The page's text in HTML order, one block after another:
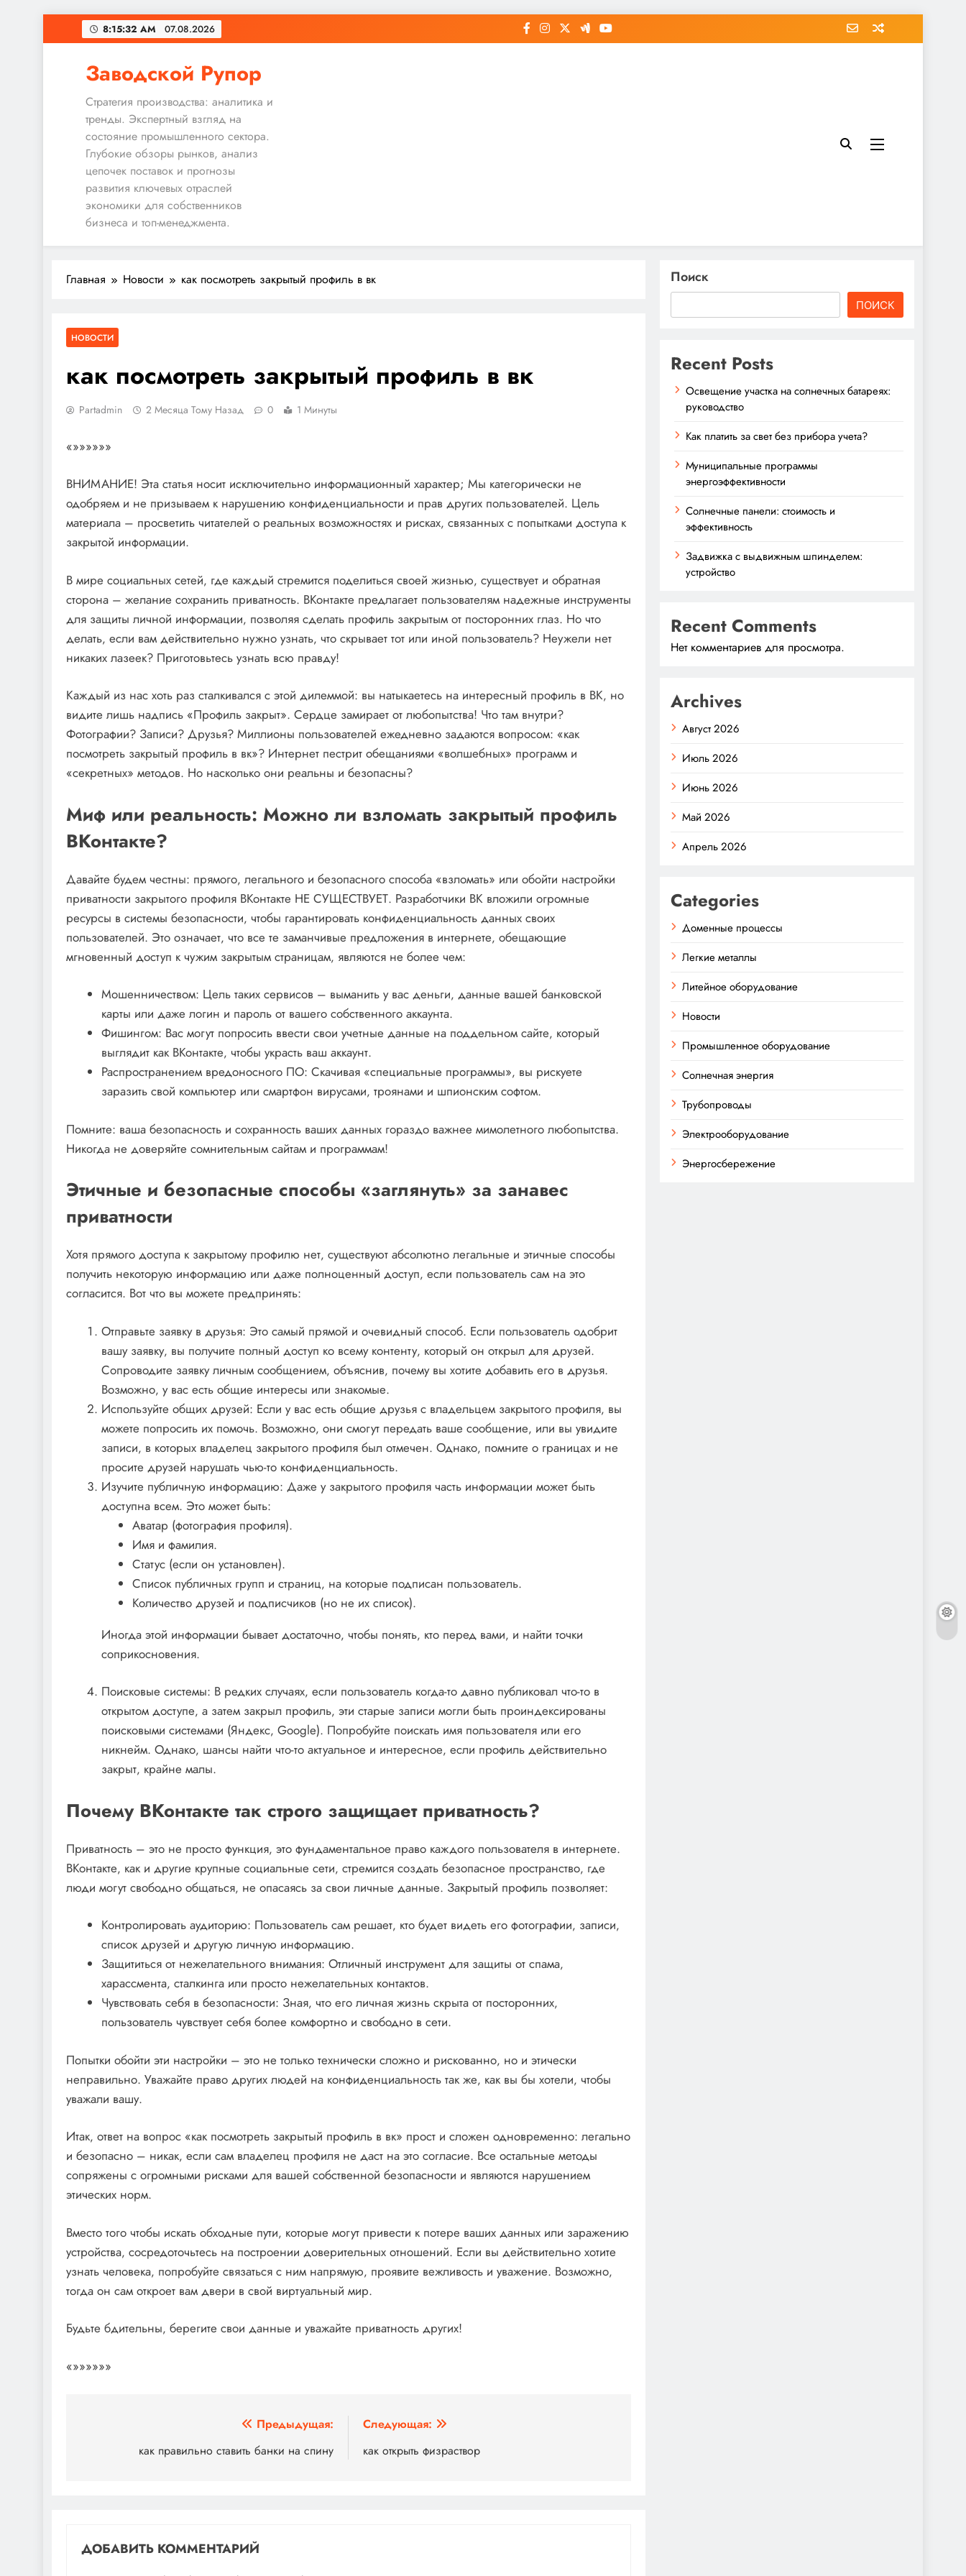
Перейти
к
8:15:33 AM 07.08.2026
Заводской Рупор
Стратегия производства: аналитика и
тренды. Экспертный взгляд на
состояние промышленного сектора.
Глубокие обзоры рынков, анализ
цепочек поставок и прогнозы
развития ключевых отраслей
экономики для собственников
бизнеса и топ-менеджмента.
Главная Новости как посмотреть закрытый профиль в вк
НОВОСТИ
как посмотреть закрытый профиль в вк
Partadmin 2 Месяца Тому Назад 0 1 Минуты
«»»»»»»
ВНИМАНИЕ! Эта статья носит исключительно информационный характер; Мы категорически не
одобряем и не призываем к нарушению конфиденциальности и прав других пользователей. Цель
материала – просветить читателей о реальных возможностях и рисках‚ связанных с попытками доступа к
закрытой информации.
В мире социальных сетей‚ где каждый стремится поделиться своей жизнью‚ существует и обратная
сторона – желание сохранить приватность. ВКонтакте предлагает пользователям надежные инструменты
для защиты личной информации‚ позволяя сделать профиль закрытым от посторонних глаз. Но что
делать‚ если вам действительно нужно узнать‚ что скрывает тот или иной пользователь? Неужели нет
никаких лазеек? Приготовьтесь узнать всю правду!
Каждый из нас хоть раз сталкивался с этой дилеммой: вы натыкаетесь на интересный профиль в ВК‚ но
видите лишь надпись «Профиль закрыт». Сердце замирает от любопытства! Что там внутри?
Фотографии? Записи? Друзья? Миллионы пользователей ежедневно задаются вопросом: «как
посмотреть закрытый профиль в вк»? Интернет пестрит обещаниями «волшебных» программ и
«секретных» методов. Но насколько они реальны и безопасны?
Миф или реальность: Можно ли взломать закрытый профиль
ВКонтакте?
Давайте будем честны: прямого‚ легального и безопасного способа «взломать» или обойти настройки
приватности закрытого профиля ВКонтакте НЕ СУЩЕСТВУЕТ. Разработчики ВК вложили огромные
ресурсы в системы безопасности‚ чтобы гарантировать конфиденциальность данных своих
пользователей. Это означает‚ что все те заманчивые предложения в интернете‚ обещающие
мгновенный доступ к чужим закрытым страницам‚ являются не более чем:
Мошенничеством: Цель таких сервисов – выманить у вас деньги‚ данные вашей банковской
карты или даже логин и пароль от вашего собственного аккаунта.
Фишингом: Вас могут попросить ввести свои учетные данные на поддельном сайте‚ который
выглядит как ВКонтакте‚ чтобы украсть ваш аккаунт.
Распространением вредоносного ПО: Скачивая «специальные программы»‚ вы рискуете
заразить свой компьютер или смартфон вирусами‚ троянами и шпионским софтом.
Помните: ваша безопасность и сохранность ваших данных гораздо важнее мимолетного любопытства.
Никогда не доверяйте сомнительным сайтам и программам!
Этичные и безопасные способы «заглянуть» за занавес
приватности
Хотя прямого доступа к закрытому профилю нет‚ существуют абсолютно легальные и этичные способы
получить некоторую информацию или даже полноценный доступ‚ если пользователь сам на это
согласится. Вот что вы можете предпринять:
Отправьте заявку в друзья: Это самый прямой и очевидный способ. Если пользователь одобрит
вашу заявку‚ вы получите полный доступ ко всему контенту‚ который он открыл для друзей.
Сопроводите заявку личным сообщением‚ объяснив‚ почему вы хотите добавить его в друзья.
Возможно‚ у вас есть общие интересы или знакомые.
Используйте общих друзей: Если у вас есть общие друзья с владельцем закрытого профиля‚ вы
можете попросить их помочь. Возможно‚ они смогут передать ваше сообщение‚ или вы увидите
записи‚ в которых владелец закрытого профиля был отмечен. Однако‚ помните о границах и не
просите друзей нарушать чью-то конфиденциальность.
Изучите публичную информацию: Даже у закрытого профиля часть информации может быть
доступна всем. Это может быть:
Аватар (фотография профиля).
Имя и фамилия.
Статус (если он установлен).
Список публичных групп и страниц‚ на которые подписан пользователь.
Количество друзей и подписчиков (но не их список).
Иногда этой информации бывает достаточно‚ чтобы понять‚ кто перед вами‚ и найти точки
соприкосновения.
Поисковые системы: В редких случаях‚ если пользователь когда-то давно публиковал что-то в
открытом доступе‚ а затем закрыл профиль‚ эти старые записи могли быть проиндексированы
поисковыми системами (Яндекс‚ Google). Попробуйте поискать имя пользователя или его
никнейм. Однако‚ шансы найти что-то актуальное и интересное‚ если профиль действительно
закрыт‚ крайне малы.
Почему ВКонтакте так строго защищает приватность?
Приватность – это не просто функция‚ это фундаментальное право каждого пользователя в интернете.
ВКонтакте‚ как и другие крупные социальные сети‚ стремится создать безопасное пространство‚ где
люди могут свободно общаться‚ не опасаясь за свои личные данные. Закрытый профиль позволяет:
Контролировать аудиторию: Пользователь сам решает‚ кто будет видеть его фотографии‚ записи‚
список друзей и другую личную информацию.
Защититься от нежелательного внимания: Отличный инструмент для защиты от спама‚
харассмента‚ сталкинга или просто нежелательных контактов.
Чувствовать себя в безопасности: Зная‚ что его личная жизнь скрыта от посторонних‚
пользователь чувствует себя более комфортно и свободно в сети.
Попытки обойти эти настройки – это не только технически сложно и рискованно‚ но и этически
неправильно. Уважайте право других людей на конфиденциальность так же‚ как вы бы хотели‚ чтобы
уважали вашу.
Итак‚ ответ на вопрос «как посмотреть закрытый профиль в вк» прост и сложен одновременно: легально
и безопасно – никак‚ если сам владелец профиля не даст на это согласие. Все остальные методы
сопряжены с огромными рисками для вашей собственной безопасности и являются нарушением
этических норм.
Вместо того чтобы искать обходные пути‚ которые могут привести к потере ваших данных или заражению
устройства‚ сосредоточьтесь на построении доверительных отношений. Если вы действительно хотите
узнать человека‚ попробуйте связаться с ним напрямую‚ проявите вежливость и уважение. Возможно‚
тогда он сам откроет вам двери в свой виртуальный мир.
Будьте бдительны‚ берегите свои данные и уважайте приватность других!
«»»»»»»
Предыдущая:
как правильно ставить банки на спину
Следующая:
как открыть физраствор
ДОБАВИТЬ КОММЕНТАРИЙ
Поиск
ПОИСК
Recent Posts
Освещение участка на солнечных батареях:
руководство
Как платить за свет без прибора учета?
Муниципальные программы
энергоэффективности
Солнечные панели: стоимость и
эффективность
Задвижка с выдвижным шпинделем:
устройство
Recent Comments
Нет комментариев для просмотра.
Archives
Август 2026
Июль 2026
Июнь 2026
Май 2026
Апрель 2026
Categories
Доменные процессы
Легкие металлы
Литейное оборудование
Новости
Промышленное оборудование
Солнечная энергия
Трубопроводы
Электрооборудование
Энергосбережение